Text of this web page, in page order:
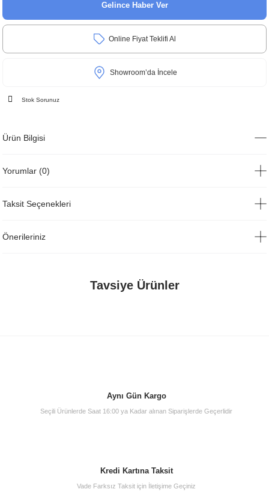
Gelince Haber Ver
Online Fiyat Teklifi Al
Showroom’da İncele
Stok Sorunuz
Ürün Bilgisi
Yorumlar (0)
Taksit Seçenekleri
Önerileriniz
Tavsiye Ürünler
Aynı Gün Kargo
Seçili Ürünlerde Saat 16:00 ya Kadar alınan Siparişlerde Geçerlidir
Kredi Kartına Taksit
Vade Farksız Taksit için İletişime Geçiniz